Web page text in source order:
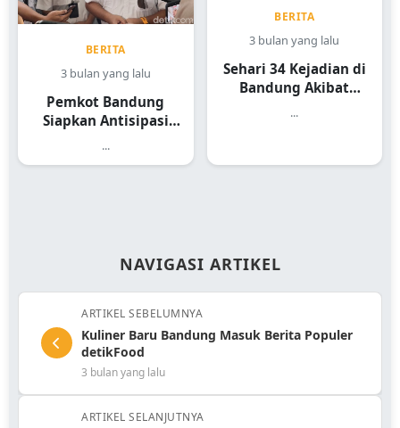
BERITA
3 bulan yang lalu
Pemkot Bandung
Siapkan Antisipasi
...
BERITA
3 bulan yang lalu
Sehari 34 Kejadian di
Bandung Akibat
...
NAVIGASI ARTIKEL
ARTIKEL SEBELUMNYA
Kuliner Baru Bandung Masuk Berita Populer
detikFood
3 bulan yang lalu
ARTIKEL SELANJUTNYA